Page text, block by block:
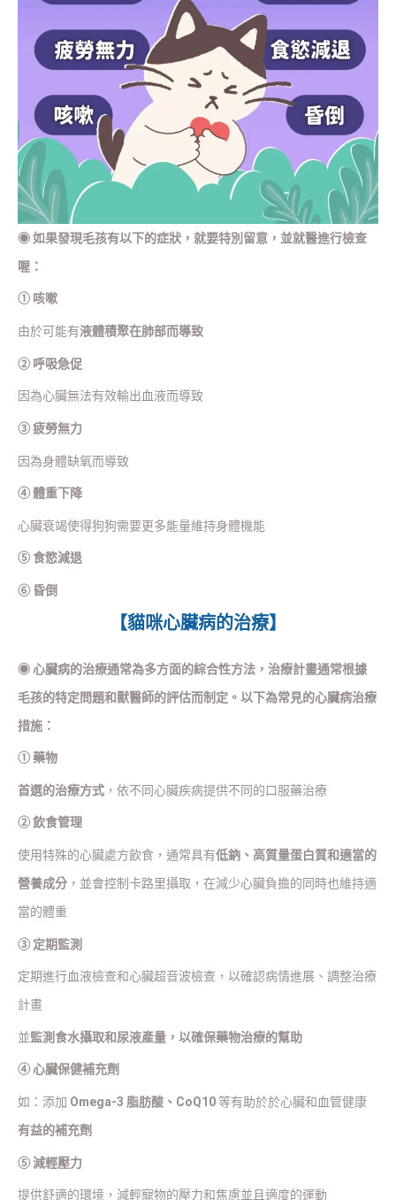
◉如果發現毛孩有以下的症狀，就要特別留意，並就醫進行檢查
喔：
① 咳嗽
由於可能有液體積聚在肺部而導致
② 呼吸急促
因為心臟無法有效輸出血液而導致
③ 疲勞無力
因為身體缺氧而導致
④ 體重下降
心臟衰竭使得狗狗需要更多能量維持身體機能
⑤ 食慾減退
⑥ 昏倒
【貓咪心臟病的治療】
◉心臟病的治療通常為多方面的綜合性方法，治療計畫通常根據
毛孩的特定問題和獸醫師的評估而制定。以下為常見的心臟病治療
措施：
① 藥物
首選的治療方式 ，依不同心臟疾病提供不同的口服藥治療
② 飲食管理
使用特殊的心臟處方飲食，通常具有低鈉、高質量蛋白質和適當的
營養成分 ，並會控制卡路里攝取，在減少心臟負擔的同時也維持適
當的體重
③ 定期監測
定期進行血液檢查和心臟超音波檢查，以確認病情進展、調整治療
計畫
並監測食水攝取和尿液產量，以確保藥物治療的幫助
④ 心臟保健補充劑
如：添加 Omega-3 脂肪酸、CoQ10 等有助於於心臟和血管健康
有益的補充劑
⑤ 減輕壓力
提供舒適的環境，減輕寵物的壓力和焦慮並且適度的運動